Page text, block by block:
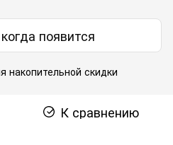
появится
накопительной скидки
К сравнению